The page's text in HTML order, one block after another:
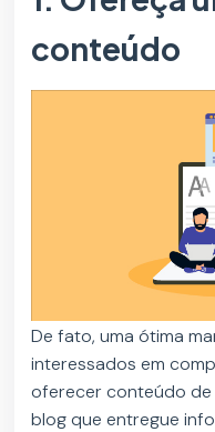
conteúdo
De fato, uma ótima
interessados em
oferecer conteúdo de
blog que entregue